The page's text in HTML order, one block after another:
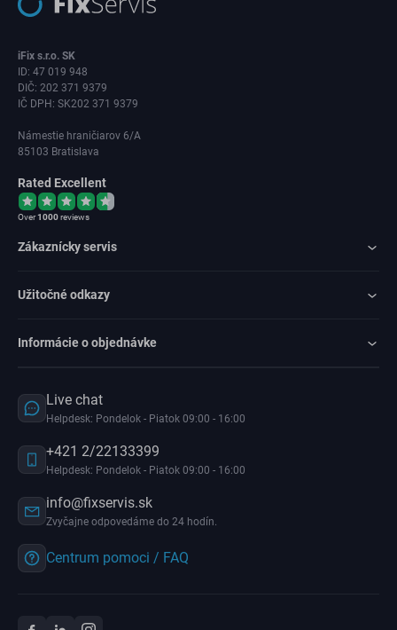
iFix s.r.o. SK
ID: 47 019 948
DIČ: 202 371 9379
IČ DPH: SK202 371 9379
Námestie hraničiarov 6/A
85103 Bratislava
Rated Excellent
Over1000reviews
Zákaznícky servis
Užitočné odkazy
Informácie o objednávke
Live chat
Helpdesk: Pondelok - Piatok 09:00 - 16:00
+421 2/22133399
Helpdesk: Pondelok - Piatok 09:00 - 16:00
info@fixservis.sk
Zvyčajne odpovedáme do 24 hodín.
Centrum pomoci / FAQ